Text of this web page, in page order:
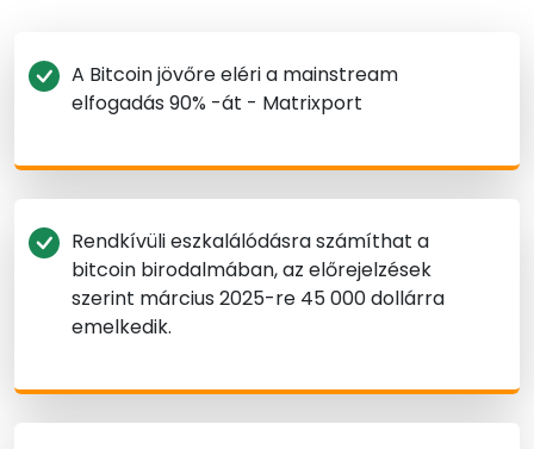
A Bitcoin jövőre eléri a mainstream
elfogadás 90% -át - Matrixport
Rendkívüli eszkalálódásra számíthat a
bitcoin birodalmában, az előrejelzések
szerint március 2025-re 45 000 dollárra
emelkedik.